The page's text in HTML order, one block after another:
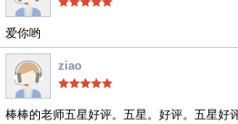
爱你哟
ziao
棒棒的老师五星好评。五星。好评。五星好